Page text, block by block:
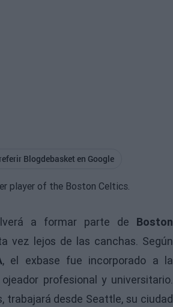
section
Blogdebasket en Google
a formar parte de Boston
vez lejos de las canchas. Según
, el exbase fue incorporado a la
profesional y universitario.
trabajará desde Seattle, su ciudad